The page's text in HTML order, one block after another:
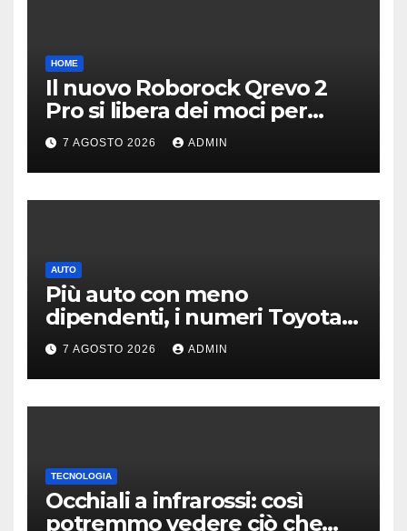
HOME
Il nuovo Roborock Qrevo 2
Pro si libera dei moci per
pulire i tappeti | PREZZO
7 AGOSTO 2026 ADMIN
AUTO
Più auto con meno
dipendenti, i numeri Toyota
che “scuotono” Volkswagen
7 AGOSTO 2026 ADMIN
TECNOLOGIA
Occhiali a infrarossi: così
potremmo vedere ciò che